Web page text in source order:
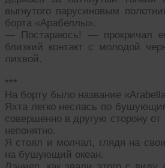
выгнутого парусиновым
борта «Арабеллы».
— Постараюсь! — прокричал
близкий контакт с молодой
лихвой.
***
На борту было название
Яхта легко неслась по
совершенно в другую сторону
непонятно.
Я стоял и молчал, глядя на
на бушующий океан.